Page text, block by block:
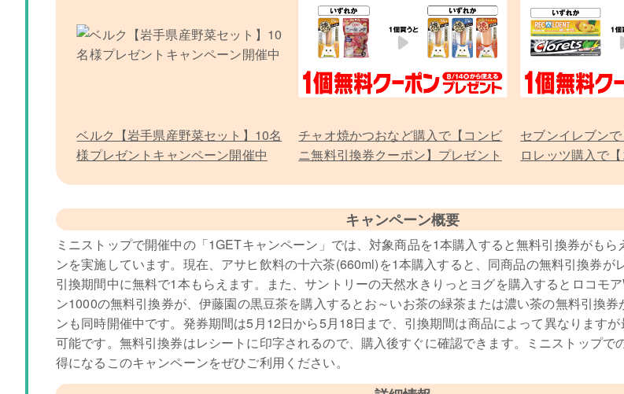
ベルク【岩手県産野菜セット】10名
様プレゼントキャンペーン開催中
チャオ焼かつおなど購入で【コンビ
ニ無料引換券クーポン】プレゼント
セブンイレブン
ロレッツ購入で
キャンペーン概要
ミニストップで開催中の「1GETキャンペーン」では、対象商品を1本購入すると無料引換券がもら
ンを実施しています。現在、アサヒ飲料の十六茶(660ml)を1本購入すると、同商品の無料引換券が
引換期間中に無料で1本もらえます。また、サントリーの天然水きりっとヨグを購入するとロコモ
ン1000の無料引換券が、伊藤園の黒豆茶を購入するとお～いお茶の緑茶または濃い茶の無料引換
ンも同時開催中です。発券期間は5月12日から5月18日まで、引換期間は商品によって異なります
可能です。無料引換券はレシートに印字されるので、購入後すぐに確認できます。ミニストップで
得になるこのキャンペーンをぜひご利用ください。